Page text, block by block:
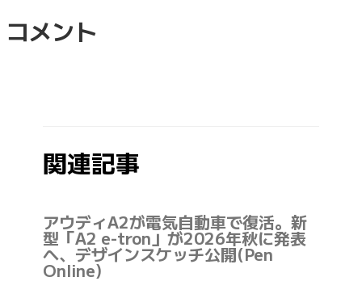
コメント
関連記事
アウディA2が電気自動車で復活。新
型「A2 e-tron」が2026年秋に発表
へ、デザインスケッチ公開(Pen
Online)